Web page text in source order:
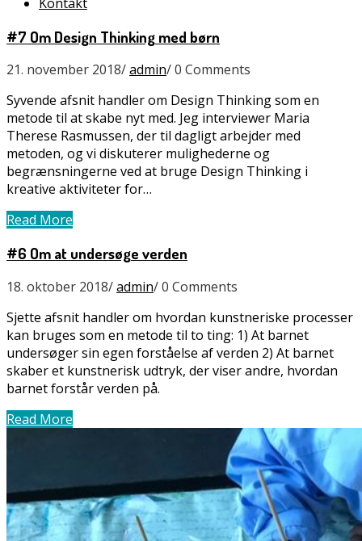
#7 Om Design Thinking med børn
21. november 2018/admin/0 Comments
Syvende afsnit handler om Design Thinking som en
metode til at skabe nyt med. Jeg interviewer Maria
Therese Rasmussen, der til dagligt arbejder med
metoden, og vi diskuterer mulighederne og
begrænsningerne ved at bruge Design Thinking i
kreative aktiviteter for…
Read More
#6 Om at undersøge verden
18. oktober 2018/admin/0 Comments
Sjette afsnit handler om hvordan kunstneriske processer
kan bruges som en metode til to ting: 1) At barnet
undersøger sin egen forståelse af verden 2) At barnet
skaber et kunstnerisk udtryk, der viser andre, hvordan
barnet forstår verden på.
Read More